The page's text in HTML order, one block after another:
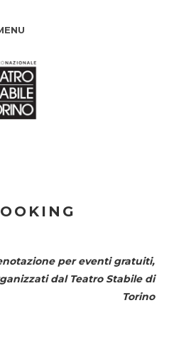
per eventi gratuiti,
dal Teatro Stabile di
Torino